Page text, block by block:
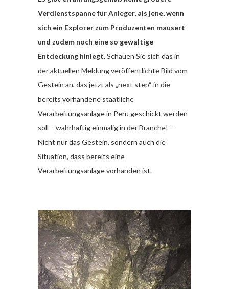
Verdienstspanne für Anleger, als jene, wenn
sich ein Explorer zum Produzenten mausert
und zudem noch eine so gewaltige
Entdeckung hinlegt.Schauen Sie sich das in
der aktuellen Meldung veröffentlichte Bild vom
Gestein an, das jetzt als „next step“ in die
bereits vorhandene staatliche
Verarbeitungsanlage in Peru geschickt werden
soll – wahrhaftig einmalig in der Branche! –
Nicht nur das Gestein, sondern auch die
Situation, dass bereits eine
Verarbeitungsanlage vorhanden ist.